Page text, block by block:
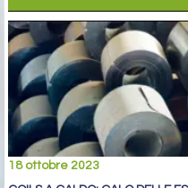
18 ottobre 2023